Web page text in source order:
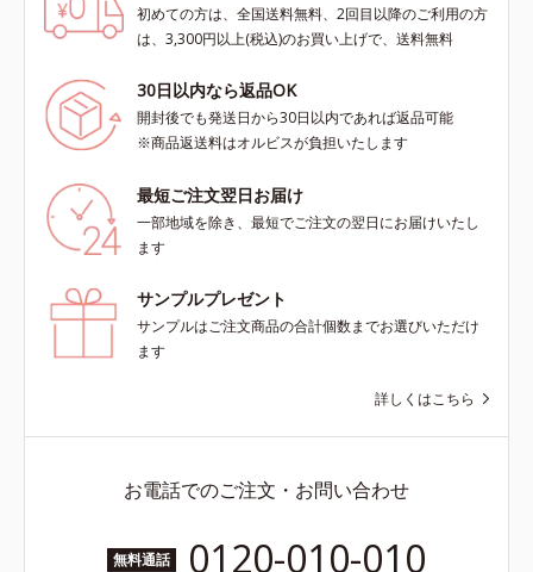
初めての方は、全国送料無料、2回目以降のご利用の方
は、3,300円以上(税込)のお買い上げで、送料無料
30日以内なら返品OK
開封後でも発送日から30日以内であれば返品可能
※商品返送料はオルビスが負担いたします
最短ご注文翌日お届け
一部地域を除き、最短でご注文の翌日にお届けいたし
ます
サンプルプレゼント
サンプルはご注文商品の合計個数までお選びいただけ
ます
詳しくはこちら
お電話でのご注文・お問い合わせ
無料通話 0120-010-010